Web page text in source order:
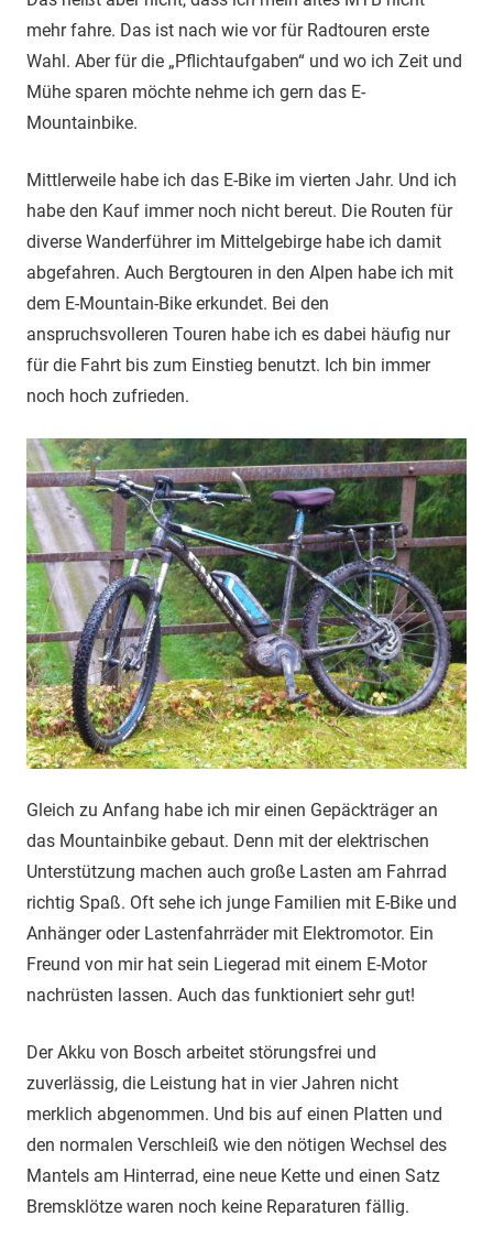
mehr fahre. Das ist nach wie vor für Radtouren erste
Wahl. Aber für die „Pflichtaufgaben“ und wo ich Zeit und
Mühe sparen möchte nehme ich gern das E-
Mountainbike.
Mittlerweile habe ich das E-Bike im vierten Jahr. Und ich
habe den Kauf immer noch nicht bereut. Die Routen für
diverse Wanderführer im Mittelgebirge habe ich damit
abgefahren. Auch Bergtouren in den Alpen habe ich mit
dem E-Mountain-Bike erkundet. Bei den
anspruchsvolleren Touren habe ich es dabei häufig nur
für die Fahrt bis zum Einstieg benutzt. Ich bin immer
noch hoch zufrieden.
Gleich zu Anfang habe ich mir einen Gepäckträger an
das Mountainbike gebaut. Denn mit der elektrischen
Unterstützung machen auch große Lasten am Fahrrad
richtig Spaß. Oft sehe ich junge Familien mit E-Bike und
Anhänger oder Lastenfahrräder mit Elektromotor. Ein
Freund von mir hat sein Liegerad mit einem E-Motor
nachrüsten lassen. Auch das funktioniert sehr gut!
Der Akku von Bosch arbeitet störungsfrei und
zuverlässig, die Leistung hat in vier Jahren nicht
merklich abgenommen. Und bis auf einen Platten und
den normalen Verschleiß wie den nötigen Wechsel des
Mantels am Hinterrad, eine neue Kette und einen Satz
Bremsklötze waren noch keine Reparaturen fällig.